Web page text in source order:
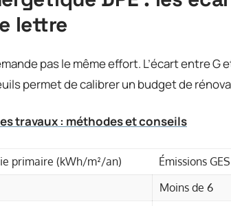
lettre
pas le même effort. L’écart entre G
permet de calibrer un budget de
travaux : méthodes et conseils
primaire (kWh/m²/an)
Émissions
Moins de 6